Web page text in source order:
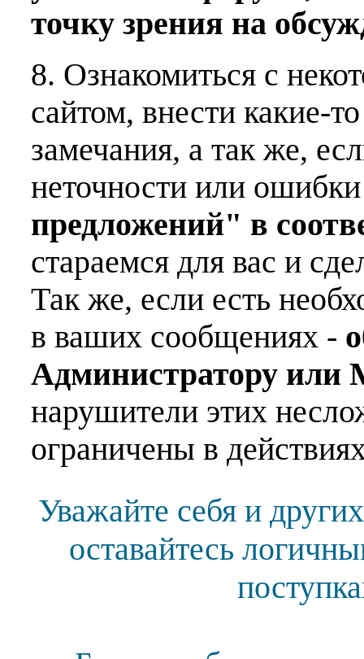
точку зрения на
8. Ознакомиться с
сайтом, внести какие-
замечания, а так же,
неточности или
предложений" в
стараемся для вас и
Так же, если есть
в ваших сообщениях -
Администратору или
нарушители этих
ограничены в
Уважайте себя и
оставайтесь